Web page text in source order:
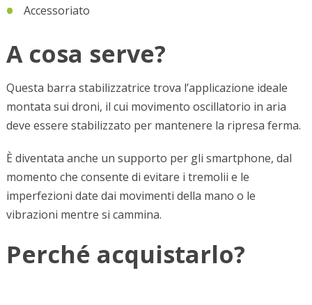
Accessoriato
A cosa serve?
Questa barra stabilizzatrice trova l’applicazione ideale
montata sui droni, il cui movimento oscillatorio in aria
deve essere stabilizzato per mantenere la ripresa ferma.
È diventata anche un supporto per gli smartphone, dal
momento che consente di evitare i tremolii e le
imperfezioni date dai movimenti della mano o le
vibrazioni mentre si cammina.
Perché acquistarlo?